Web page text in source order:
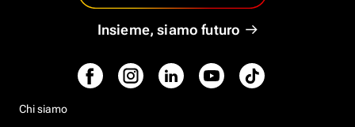
Insieme, siamo futuro
Chi siamo